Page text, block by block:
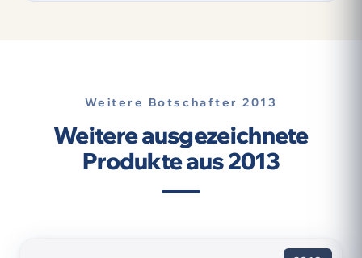
Weitere Botschafter 2013
Weitere ausgezeichnete
Produkte aus 2013